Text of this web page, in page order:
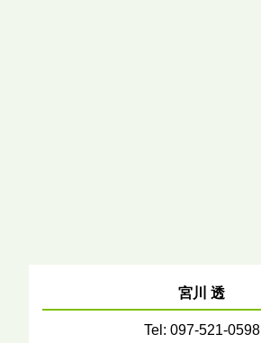
宮川 透
Tel: 097-521-0598